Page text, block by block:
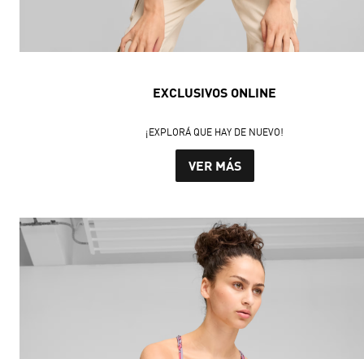
EXCLUSIVOS ONLINE
¡EXPLORÁ QUE HAY DE NUEVO!
VER MÁS